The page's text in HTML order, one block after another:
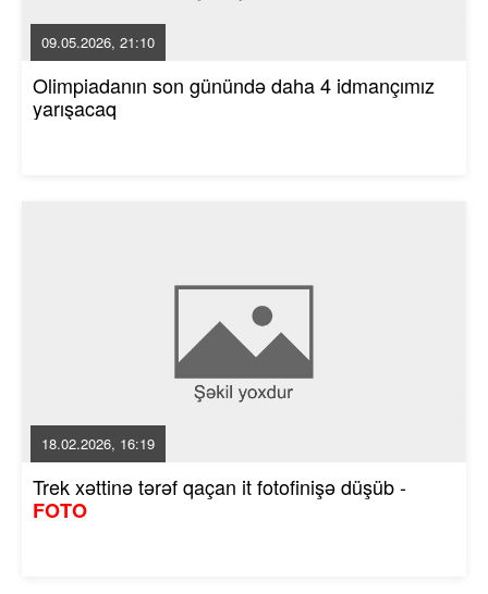
09.05.2026, 21:10
Olimpiadanın son günündə daha 4 idmançımız
yarışacaq
18.02.2026, 16:19
Trek xəttinə tərəf qaçan it fotofinişə düşüb -
FOTO